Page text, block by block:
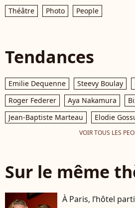
Théâtre Photo People
Tendances
Emilie Dequenne Steevy Boulay
Roger Federer
Aya Nakamura
Jean-Baptiste Marteau
Elodie
VOIR TOUS LES
Sur le même
À Paris, l’hôtel